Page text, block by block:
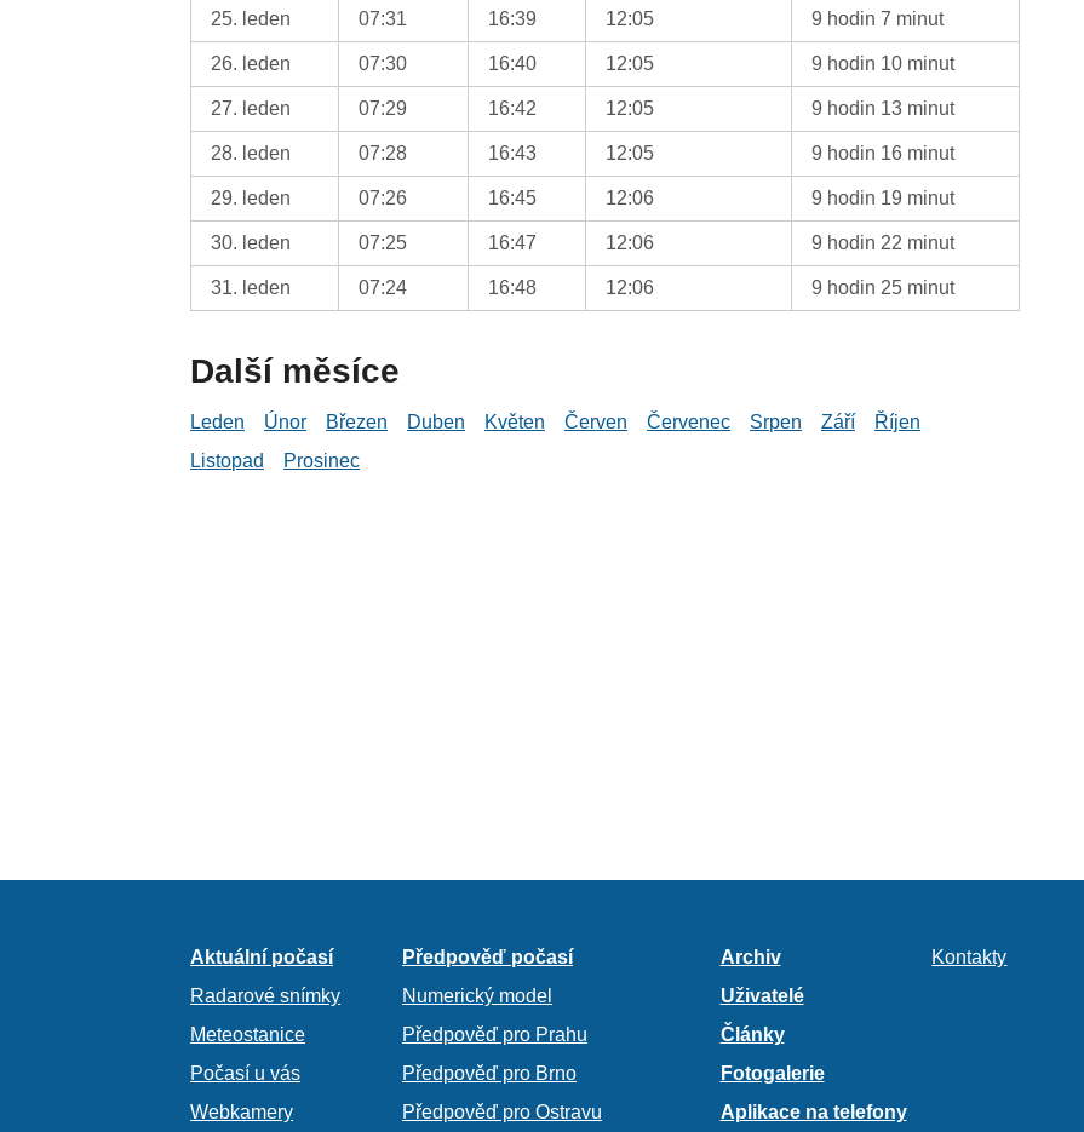
25. leden 07:31 16:39 12:05 9 hodin 7 minut
26. leden 07:30 16:40 12:05 9 hodin 10 minut
27. leden 07:29 16:42 12:05 9 hodin 13 minut
28. leden 07:28 16:43 12:05 9 hodin 16 minut
29. leden 07:26 16:45 12:06 9 hodin 19 minut
30. leden 07:25 16:47 12:06 9 hodin 22 minut
31. leden 07:24 16:48 12:06 9 hodin 25 minut
Další měsíce
Leden Únor Březen Duben Květen Červen Červenec Srpen Září
Říjen
Listopad
Prosinec
Aktuální počasí
Radarové snímky
Meteostanice
Počasí u vás
Webkamery
Předpověď počasí
Numerický model
Předpověď pro Prahu
Předpověď pro Brno
Předpověď pro Ostravu
Archiv
Uživatelé
Články
Fotogalerie
Aplikace na telefony
Kontakty